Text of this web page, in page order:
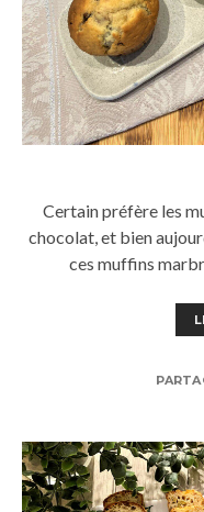
Certain préfère les
chocolat, et bien
ces muffins